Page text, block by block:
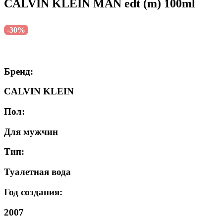
CALVIN KLEIN MAN edt (m) 100ml
-30%
Бренд:
CALVIN KLEIN
Пол:
Для мужчин
Тип:
Туалетная вода
Год создания:
2007